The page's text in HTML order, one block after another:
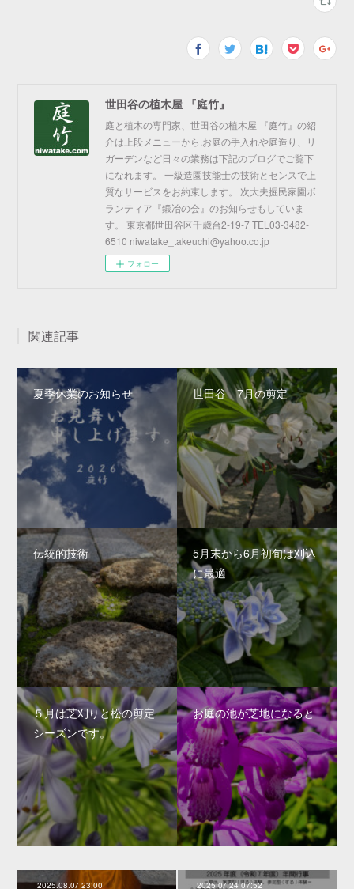
世田谷の植木屋 『庭竹』
庭と植木の専門家、世田谷の植木屋 『庭竹』の紹
介は上段メニューから,お庭の手入れや庭造り、リ
ガーデンなど日々の業務は下記のブログでご覧下
になれます。 一級造園技能士の技術とセンスで上
質なサービスをお約束します。 次大夫掘民家園ボ
ランティア『鍛冶の会』のお知らせもしていま
す。 東京都世田谷区千歳台2-19-7 TEL03-3482-
6510 niwatake_takeuchi@yahoo.co.jp
フォロー
関連記事
夏季休業のお知らせ 世田谷 7月の剪定
伝統的技術
5月末から6月初旬は刈込
に最適
５月は芝刈りと松の剪定
シーズンです。
お庭の池が芝地になると
2025.08.07 23:00 2025.07.24 07:52